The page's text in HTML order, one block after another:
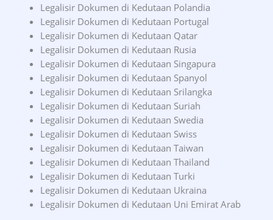
Legalisir Dokumen di Kedutaan Polandia
Legalisir Dokumen di Kedutaan Portugal
Legalisir Dokumen di Kedutaan Qatar
Legalisir Dokumen di Kedutaan Rusia
Legalisir Dokumen di Kedutaan Singapura
Legalisir Dokumen di Kedutaan Spanyol
Legalisir Dokumen di Kedutaan Srilangka
Legalisir Dokumen di Kedutaan Suriah
Legalisir Dokumen di Kedutaan Swedia
Legalisir Dokumen di Kedutaan Swiss
Legalisir Dokumen di Kedutaan Taiwan
Legalisir Dokumen di Kedutaan Thailand
Legalisir Dokumen di Kedutaan Turki
Legalisir Dokumen di Kedutaan Ukraina
Legalisir Dokumen di Kedutaan Uni Emirat Arab